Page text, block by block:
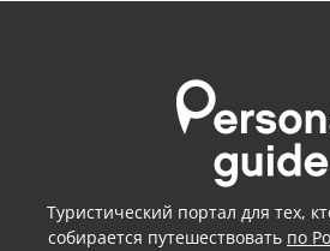
Туристический портал для тех,
собирается путешествовать по